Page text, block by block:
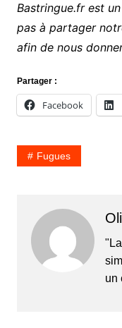
Bastringue.fr est
pas à partager
afin de nous
Partager :
Facebook
Fugues
un